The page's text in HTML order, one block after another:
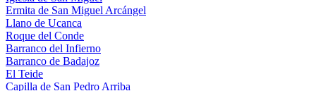
Ermita de San Miguel Arcángel
Llano de Ucanca
Roque del Conde
Barranco del Infierno
Barranco de Badajoz
El Teide
Capilla de San Pedro Arriba